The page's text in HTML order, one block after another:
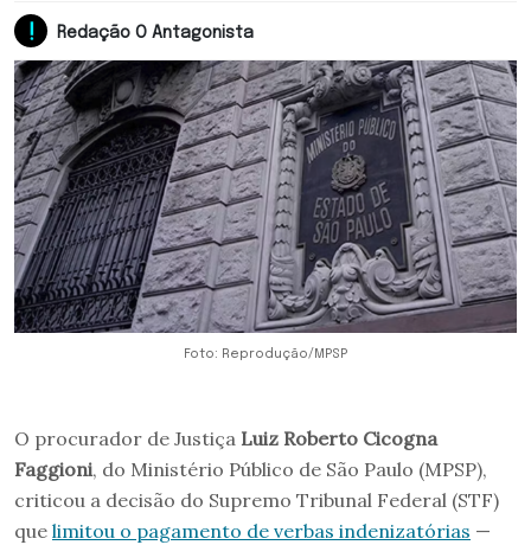
Redação O Antagonista
Foto: Reprodução/MPSP
O procurador de Justiça Luiz Roberto Cicogna
Faggioni, do Ministério Público de São Paulo (MPSP),
criticou a decisão do Supremo Tribunal Federal (STF)
que limitou o pagamento de verbas indenizatórias —